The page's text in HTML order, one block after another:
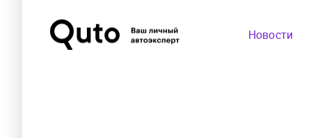
Новости